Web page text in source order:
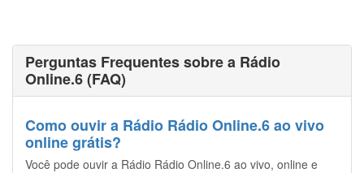
Perguntas Frequentes sobre a Rádio
Online.6 (FAQ)
Como ouvir a Rádio Rádio Online.6 ao vivo
online grátis?
Você pode ouvir a Rádio Rádio Online.6 ao vivo, online e